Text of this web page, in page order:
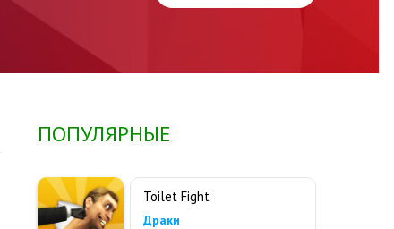
ПОПУЛЯРНЫЕ
Toilet Fight
Драки